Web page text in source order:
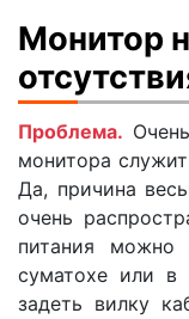
Монитор
Проблема.
монитора
Да, причина
очень
питания можно
суматохе или в
задеть вилку